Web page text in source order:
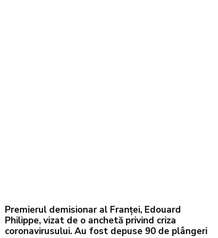
Premierul demisionar al Franţei, Edouard
Philippe, vizat de o anchetă privind criza
coronavirusului. Au fost depuse 90 de plângeri